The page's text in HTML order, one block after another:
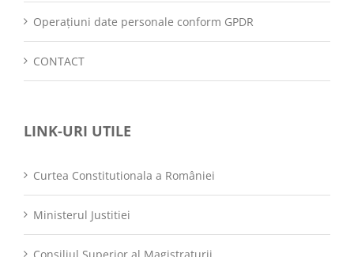
Operațiuni date personale conform GPDR
CONTACT
LINK-URI UTILE
Curtea Constitutionala a României
Ministerul Justitiei